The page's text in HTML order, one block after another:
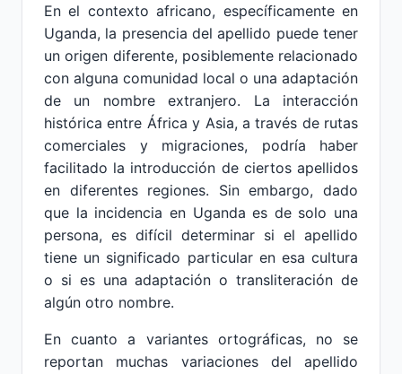
En el contexto africano, específicamente en
Uganda, la presencia del apellido puede tener
un origen diferente, posiblemente relacionado
con alguna comunidad local o una adaptación
de un nombre extranjero. La interacción
histórica entre África y Asia, a través de rutas
comerciales y migraciones, podría haber
facilitado la introducción de ciertos apellidos
en diferentes regiones. Sin embargo, dado
que la incidencia en Uganda es de solo una
persona, es difícil determinar si el apellido
tiene un significado particular en esa cultura
o si es una adaptación o transliteración de
algún otro nombre.
En cuanto a variantes ortográficas, no se
reportan muchas variaciones del apellido